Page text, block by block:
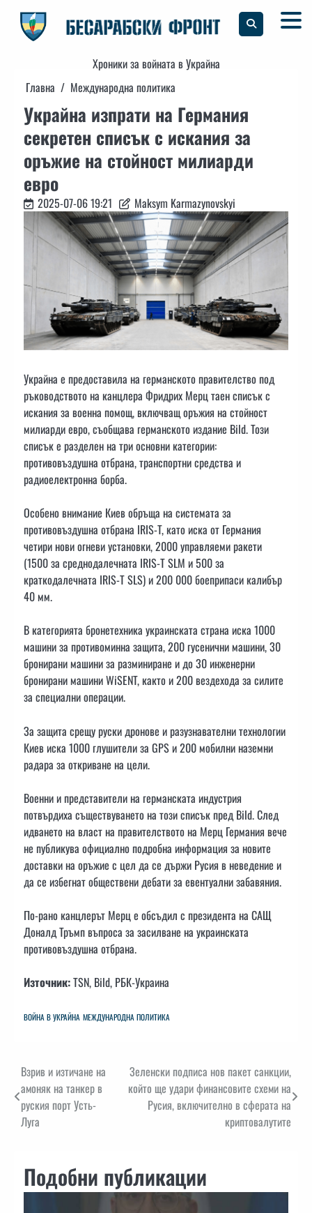
content
Хроники за войната в Украйна
Главна
Международна политика
Украйна изпрати на Германия
секретен списък с искания за
оръжие на стойност милиарди
евро
2025-07-06 19:21 Maksym Karmazynovskyi
Украйна е предоставила на германското правителство под
ръководството на канцлера Фридрих Мерц таен списък с
искания за военна помощ, включващ оръжия на стойност
милиарди евро, съобщава германското издание Bild. Този
списък е разделен на три основни категории:
противовъздушна отбрана, транспортни средства и
радиоелектронна борба.
Особено внимание Киев обръща на системата за
противовъздушна отбрана IRIS-T, като иска от Германия
четири нови огневи установки, 2000 управляеми ракети
(1500 за среднодалечната IRIS-T SLM и 500 за
краткодалечната IRIS-T SLS) и 200 000 боеприпаси калибър
40 мм.
В категорията бронетехника украинската страна иска 1000
машини за противоминна защита, 200 гусенични машини, 30
бронирани машини за разминиране и до 30 инженерни
бронирани машини WiSENT, както и 200 вездехода за силите
за специални операции.
За защита срещу руски дронове и разузнавателни технологии
Киев иска 1000 глушители за GPS и 200 мобилни наземни
радара за откриване на цели.
Военни и представители на германската индустрия
потвърдиха съществуването на този списък пред Bild. След
идването на власт на правителството на Мерц Германия вече
не публикува официално подробна информация за новите
доставки на оръжие с цел да се държи Русия в неведение и
да се избегнат обществени дебати за евентуални забавяния.
По-рано канцлерът Мерц е обсъдил с президента на САЩ
Доналд Тръмп въпроса за засилване на украинската
противовъздушна отбрана.
Източник:TSN, Bild, РБК-Украина
ВОЙНА В УКРАЙНА МЕЖДУНАРОДНА ПОЛИТИКА
Навигация
Взрив и изтичане на
амоняк на танкер в
руския порт Усть-
Луга
Зеленски подписа нов пакет санкции,
който ще удари финансовите схеми на
Русия, включително в сферата на
криптовалутите
Подобни публикации